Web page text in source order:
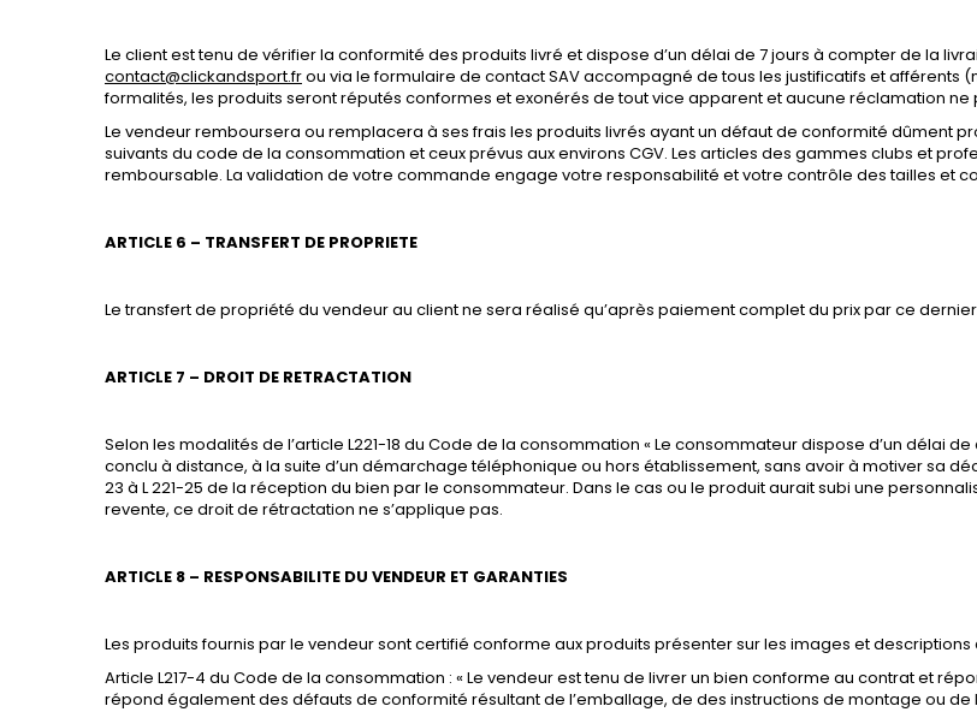
Le client est tenu de vérifier la conformité des produits livré et dispose d’un délai de 7 jours à compter de la
contact@clickandsport.frou via le formulaire de contact SAV accompagné de tous les justificatifs et
formalités, les produits seront réputés conformes et exonérés de tout vice apparent et aucune réclamation
Le vendeur remboursera ou remplacera à ses frais les produits livrés ayant un défaut de conformité dûment
suivants du code de la consommation et ceux prévus aux environs CGV. Les articles des gammes clubs et
remboursable. La validation de votre commande engage votre responsabilité et votre contrôle des tailles et
ARTICLE 6 – TRANSFERT DE PROPRIETE
Le transfert de propriété du vendeur au client ne sera réalisé qu’après paiement complet du prix par ce
ARTICLE 7 – DROIT DE RETRACTATION
Selon les modalités de l’article L221-18 du Code de la consommation « Le consommateur dispose d’un délai
conclu à distance, à la suite d’un démarchage téléphonique ou hors établissement, sans avoir à motiver sa
23 à L 221-25 de la réception du bien par le consommateur. Dans le cas ou le produit aurait subi une
revente, ce droit de rétractation ne s’applique pas.
ARTICLE 8 – RESPONSABILITE DU VENDEUR ET GARANTIES
Les produits fournis par le vendeur sont certifié conforme aux produits présenter sur les images et descriptions
Article L217-4 du Code de la consommation : « Le vendeur est tenu de livrer un bien conforme au contrat et
répond également des défauts de conformité résultant de l’emballage, de des instructions de montage ou